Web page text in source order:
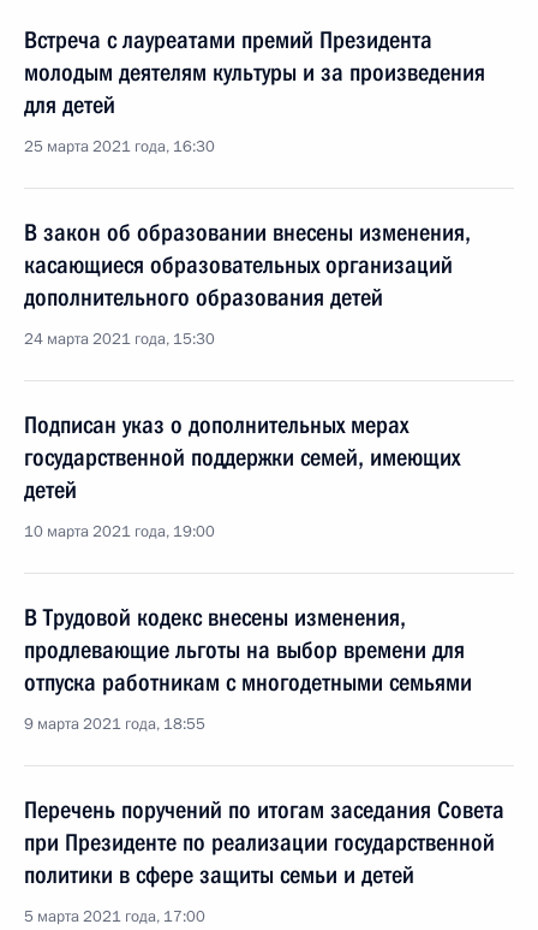
Встреча с лауреатами премий Президента
молодым деятелям культуры и за произведения
для детей
25 марта 2021 года, 16:30
В закон об образовании внесены изменения,
касающиеся образовательных организаций
дополнительного образования детей
24 марта 2021 года, 15:30
Подписан указ о дополнительных мерах
государственной поддержки семей, имеющих
детей
10 марта 2021 года, 19:00
В Трудовой кодекс внесены изменения,
продлевающие льготы на выбор времени для
отпуска работникам с многодетными семьями
9 марта 2021 года, 18:55
Перечень поручений по итогам заседания Совета
при Президенте по реализации государственной
политики в сфере защиты семьи и детей
5 марта 2021 года, 17:00